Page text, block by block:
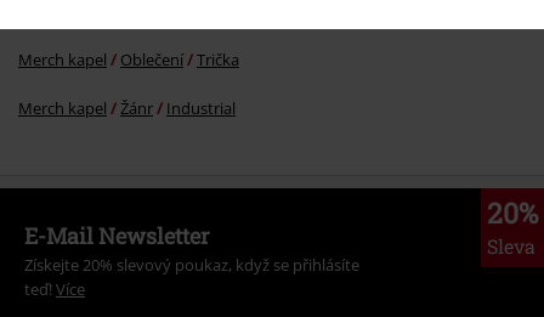
Merch kapel Oblečení Trička
Merch kapel Žánr Industrial
20%
Sleva
E-Mail Newsletter
Získejte 20% slevový poukaz, když se přihlásíte
teď! Více